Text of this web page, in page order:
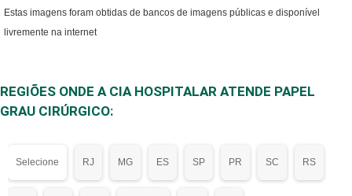
Estas imagens foram obtidas de bancos de imagens públicas e disponível
livremente na internet
REGIÕES ONDE A CIA HOSPITALAR ATENDE PAPEL
GRAU CIRÚRGICO:
Selecione RJ MG ES SP PR SC RS